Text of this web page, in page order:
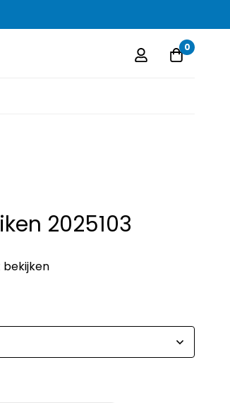
0
2025103